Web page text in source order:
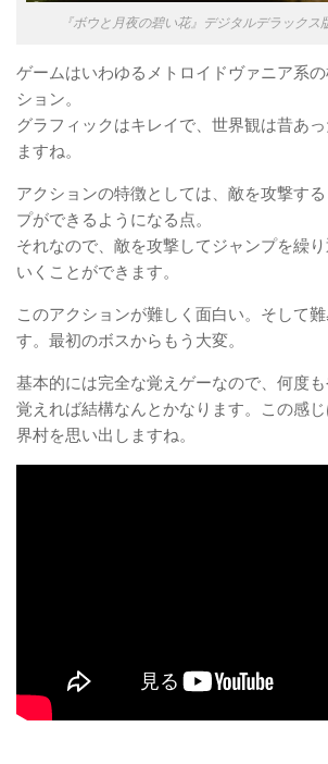
『ボウと月夜の碧い花』デジタルデラックス
ゲームはいわゆるメトロイドヴァニア系
ション。
グラフィックはキレイで、世界観は昔あ
ますね。
アクションの特徴としては、敵を攻撃す
プができるようになる点。
それなので、敵を攻撃してジャンプを繰
いくことができます。
このアクションが難しく面白い。そして
す。最初のボスからもう大変。
基本的には完全な覚えゲーなので、何度
覚えれば結構なんとかなります。この感
界村を思い出しますね。